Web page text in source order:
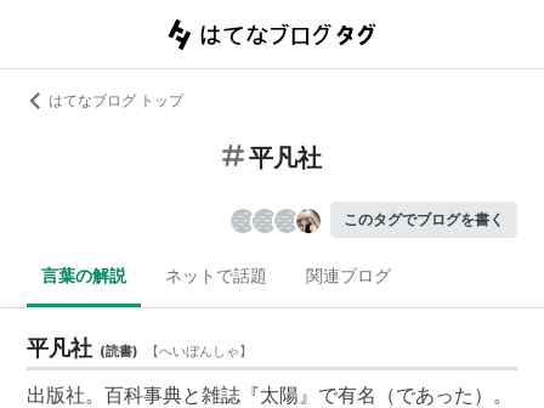
はてなブログ トップ
平凡社
このタグでブログを書く
言葉の解説 ネットで話題 関連ブログ
平凡社 (読書) 【へいぼんしゃ】
出版社。百科事典と雑誌『太陽』で有名（であった）。